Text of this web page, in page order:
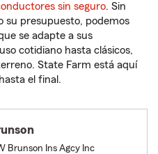
sin seguro. Sin
su presupuesto, podemos
se adapte a sus
cotidiano hasta clásicos,
State Farm está aquí
el final.
Brunson Ins Agcy Inc